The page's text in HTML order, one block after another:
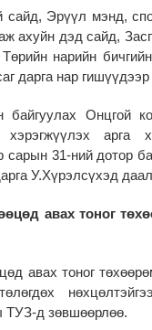
сайд, Эрүүл мэнд,
ахуйн дэд сайд,
нарийн
дарга нар
байгуулах Онцгой
арга
сарын 31-ний дотор
У.Хүрэлсүхэд
авах тоног
авах тоног
ТУЗ-д зөвшөөрлөө.